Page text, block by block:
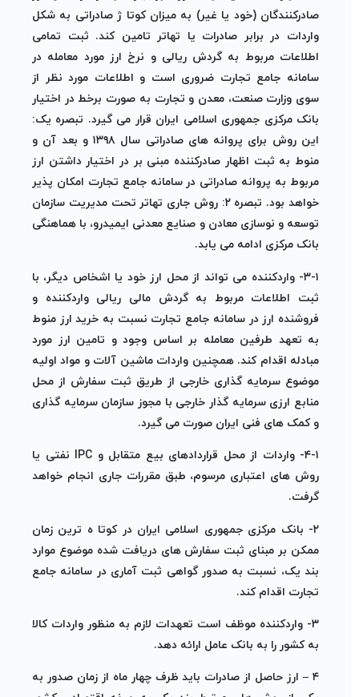
صادرکنندگان (خود یا غیر) به میزان کوتا ژ صادراتی به شکل
واردات در برابر صادرات یا تهاتر تامین کند. ثبت تمامی
اطلاعات مربوط به گردش ریالی و نرخ ارز مورد معامله در
سامانه جامع تجارت ضروری است و اطلاعات مورد نظر از
سوی وزارت صنعت، معدن و تجارت به صورت برخط در اختیار
بانک مرکزی جمهوری اسلامی ایران قرار می گیرد. تبصره یک:
این روش برای پروانه های صادراتی سال ۱۳۹۸ و بعد آن و
منوط به ثبت اظهار صادرکننده مبنی بر در اختیار داشتن ارز
مربوط به پروانه صادراتی در سامانه جامع تجارت امکان پذیر
خواهد بود. تبصره ۲: روش جاری تهاتر تحت مدیریت سازمان
توسعه و نوسازی معادن و صنایع معدنی ایمیدرو، با هماهنگی
بانک مرکزی ادامه می یابد.
۳-۱- واردکننده می تواند از محل ارز خود یا اشخاص دیگر، با
ثبت اطلاعات مربوط به گردش مالی ریالی واردکننده و
فروشنده ارز در سامانه جامع تجارت نسبت به خرید ارز منوط
به تعهد طرفین معامله بر اساس وجود و تامین ارز مورد
مبادله اقدام کند. همچنین واردات ماشین آلات و مواد اولیه
موضوع سرمایه گذاری خارجی از طریق ثبت سفارش از محل
منابع ارزی سرمایه گذار خارجی با مجوز سازمان سرمایه گذاری
و کمک های فنی ایران صورت می گیرد.
۴-۱- واردات از محل قراردادهای بیع متقابل و IPC نفتی یا
روش های اعتباری مرسوم، طبق مقررات جاری انجام خواهد
گرفت.
۲- بانک مرکزی جمهوری اسلامی ایران در کوتا ه ترین زمان
ممکن بر مبنای ثبت سفارش های دریافت شده موضوع موارد
بند یک، نسبت به صدور گواهی ثبت آماری در سامانه جامع
تجارت اقدام کند.
۳- واردکننده موظف است تعهدات لازم به منظور واردات کالا
به کشور را به بانک عامل ارائه دهد.
۴ – ارز حاصل از صادرات باید ظرف چهار ماه از زمان صدور به